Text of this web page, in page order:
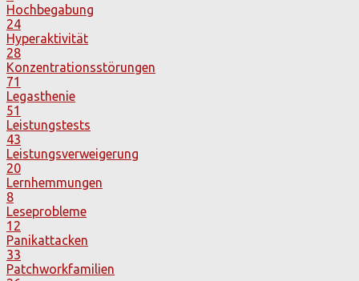
Hochbegabung
24
Hyperaktivität
28
Konzentrationsstörungen
71
Legasthenie
51
Leistungstests
43
Leistungsverweigerung
20
Lernhemmungen
8
Leseprobleme
12
Panikattacken
33
Patchworkfamilien